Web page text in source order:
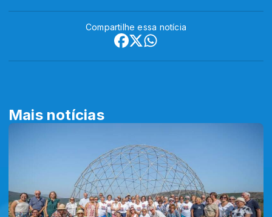
Compartilhe essa notícia
Mais notícias